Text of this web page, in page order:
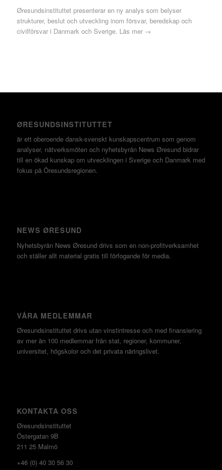
Øresundsinstituttet presenterar en ny analys som belyser
strukturer, beslut och utveckling inom försvar, beredskap och
civilförsvar i Danmark och Sverige. Läs mer →
ØRESUNDSINSTITUTTET
är ett oberoende dansk-svenskt kunskapscentrum som genom
analyser, nätverksmöten och nyhetsbyrån News Øresund bidrar
till en ökad kunskap om utvecklingen i Sverige och Danmark med
fokus på Öresundsregionen.
NEWS ØRESUND
Nyhetsbyrån News Øresund drivs som en non-profitverksamhet
och ställer allt material gratis till förfogande för media.
VÅRA MEDLEMMAR
Øresundsinstituttet drivs utan vinst­intresse och med finansiering
av mer än 100 medlemmar från stat, regioner, kommuner,
universitet, högskolor och det privata näringslivet.
KONTAKTA OSS
Øresundsinstituttet
Östergatan 9B
211 25 Malmö
+46 (0) 40 30 56 30